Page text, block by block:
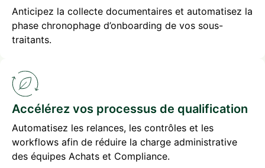
Anticipez la collecte documentaires et automatisez la
phase chronophage d’onboarding de vos sous-
traitants.
Accélérez vos processus de qualification
Automatisez les relances, les contrôles et les
workflows afin de réduire la charge administrative
des équipes Achats et Compliance.